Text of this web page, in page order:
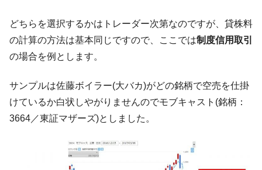
『Money1』
韓国「株式市場が賭博場のように変質した
のは政界の責任だ」
『Money1』
韓国「2026年1Q 資金循環統計」面白い結果
に。
『Money1』
韓国化学企業最大手『ロッテケミカル』純
借入金が約8兆。信用格付け「ネガティブ」にダウン
『Money1』
韓国株式市場･暗黒の火曜日。サーキットブ
日本の誇る海洋資源調査船『白嶺』は先進技術の
どちらを選択するかはトレーダー次第なのですが、貸株料
の計算の方法は基本同じですので、ここでは制度信用取引
の場合を例とします。
サンプルは佐藤ボイラー(大バカ)がどの銘柄で空売を仕掛
けているか白状しやがりませんのでモブキャスト(銘柄：
3664／東証マザーズ)としました。